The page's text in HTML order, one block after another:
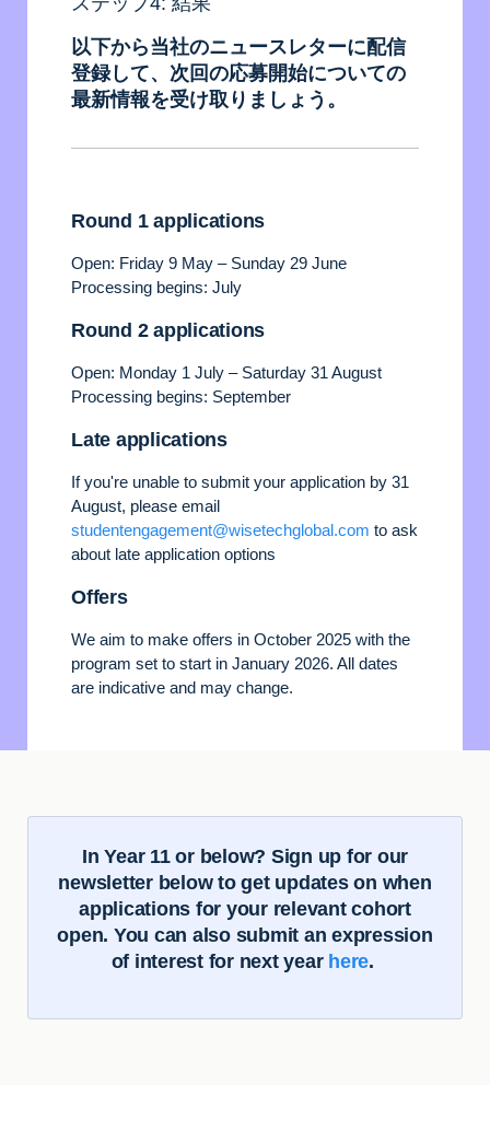
以下から当社のニュースレターに配信
登録して、次回の応募開始についての
最新情報を受け取りましょう。
Round 1 applications
Open: Friday 9 May – Sunday 29 June
Processing begins: July
Round 2 applications
Open: Monday 1 July – Saturday 31 August
Processing begins: September
Late applications
If you're unable to submit your application by 31
August, please email
studentengagement@wisetechglobal.com to ask
about late application options
Offers
We aim to make offers in October 2025 with the
program set to start in January 2026. All dates
are indicative and may change.
In Year 11 or below? Sign up for our
newsletter below to get updates on when
applications for your relevant cohort
open. You can also submit an expression
of interest for next year here.